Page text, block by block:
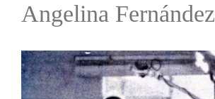
Angelina Fernández